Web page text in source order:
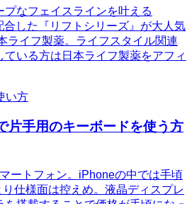
プなフェイスラインを叶える
合した『リフトシリーズ』が大人気
ライフ製薬。ライフスタイル関連
いる方は日本ライフ製薬をアフィ
い方
片手用のキーボードを使う方
ートフォン。iPhoneの中では手頃
仕様面は控えめ。液晶ディスプレ